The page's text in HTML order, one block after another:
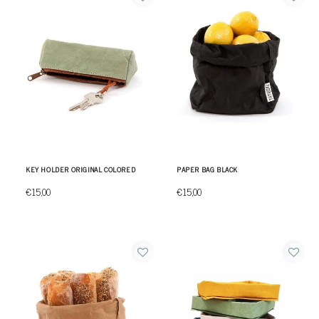
KEY HOLDER ORIGINAL COLORED
€15,00
PAPER BAG BLACK
€15,00